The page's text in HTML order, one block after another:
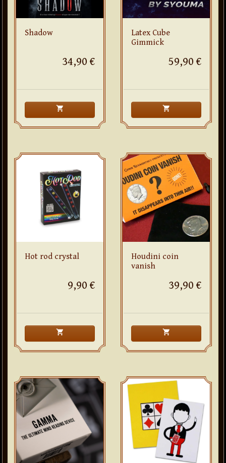
Shadow
34,90 €
shopping_cart
Latex Cube
Gimmick
59,90 €
shopping_cart
Hot rod crystal
9,90 €
shopping_cart
Houdini coin
vanish
39,90 €
shopping_cart